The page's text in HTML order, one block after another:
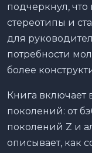
подчеркнул, что
стереотипы и
для
потребности
более
Книга включает
поколений: от
поколений Z и
описывает, как